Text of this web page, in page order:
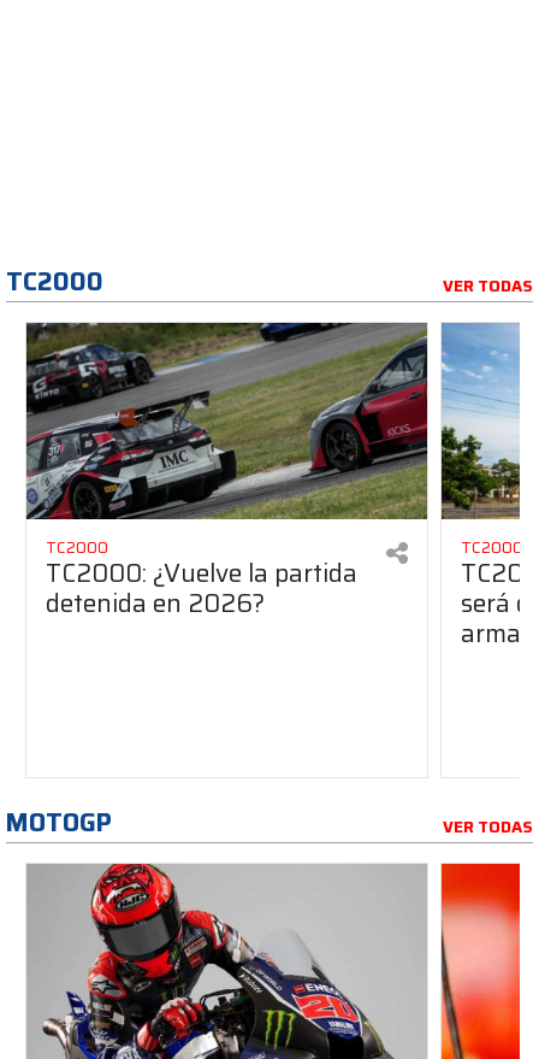
TC2000 VER TODAS
TC2000
TC2000: ¿Vuelve la partida
detenida en 2026?
TC2000
será
MOTOGP VER TODAS